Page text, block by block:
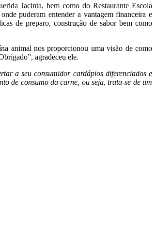
Jacinta, bem como do Restaurante Escola
puderam entender a vantagem financeira e
de preparo, construção de sabor bem como
animal nos proporcionou uma visão de como
agradeceu ele.
a seu consumidor cardápios diferenciados e
de consumo da carne, ou seja, trata-se de um